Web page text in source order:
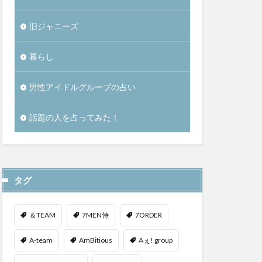
旧ジャニーズ
暮らし
男性アイドルグループの占い
話題の人を占ってみた！
タグ
＆TEAM 7MEN侍 7ORDER
A-team AmBitious Aぇ! group